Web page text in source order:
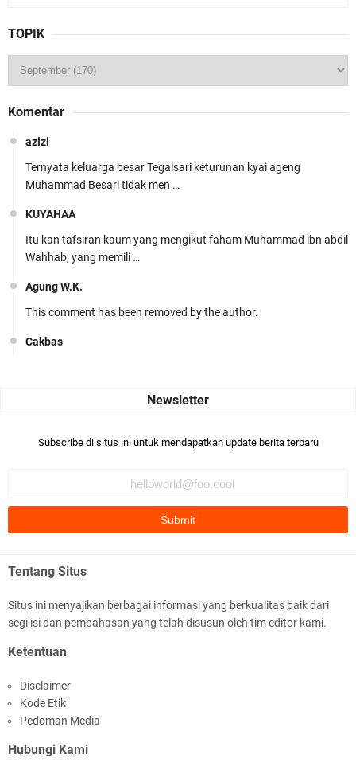
TOPIK
Komentar
azizi
Ternyata keluarga besar Tegalsari keturunan kyai ageng
Muhammad Besari tidak men …
KUYAHAA
Itu kan tafsiran kaum yang mengikut faham Muhammad ibn abdil
Wahhab, yang memili …
Agung W.K.
This comment has been removed by the author.
Cakbas
Bismillaah semoga pembuat artikel Alloh berikan pemahaman yg
Ada sejumlah pertanyaan kepada Anda dan jawablah dengan
mengikuti ust. K …
Anonymous
Anonymous
Subscribe di situs ini untuk mendapatkan update berita terbaru
Tentang Situs
Situs ini menyajikan berbagai informasi yang berkualitas baik dari
segi isi dan pembahasan yang telah disusun oleh tim editor kami.
Ketentuan
Disclaimer
Kode Etik
Pedoman Media
Hubungi Kami